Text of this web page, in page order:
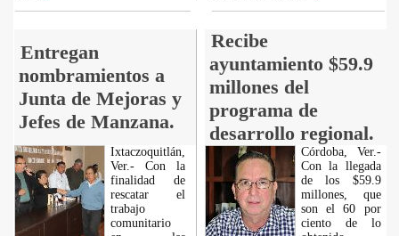
Entregan
nombramientos a
Junta de Mejoras y
Jefes de Manzana.
Recibe
ayuntamiento $59.9
millones del
programa de
desarrollo regional.
Ixtaczoquitlán,
Ver.- Con la
finalidad de
rescatar el
trabajo
comunitario
Córdoba, Ver.-
Con la llegada
de los $59.9
millones, que
son el 60 por
ciento de lo